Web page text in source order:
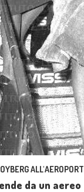
da un